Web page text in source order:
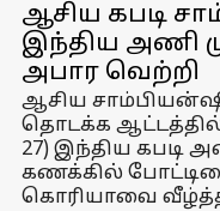
ஆசிய கபடி
இந்திய அணி
அபார வெற்றி
ஆசிய
தொடக்க
27) இந்திய கபடி
கணக்கில்
கொரியாவை